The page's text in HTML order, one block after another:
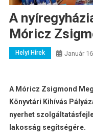
A
Móricz
Helyi Hírek Január
A Móricz Zsigmond
Könyvtári Kihívás
nyerhet
lakosság segítségére.